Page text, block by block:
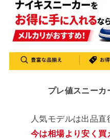
プレ値スニーカ
人気モデルは出品直
今は相場より安く買